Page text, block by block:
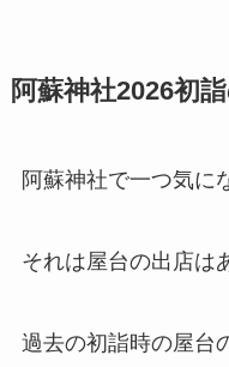
阿蘇神社2026初
阿蘇神社で一つ気に
それは屋台の出店は
過去の初詣時の屋台